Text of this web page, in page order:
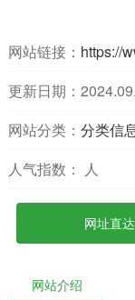
网站链接： https://
更新日期：
网站分类： 分类信
人气指数：
人
网址直达
网站介绍